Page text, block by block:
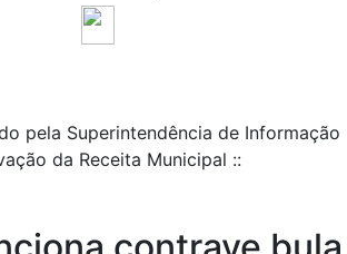
pela Superintendência de Informação
da Receita Municipal ::